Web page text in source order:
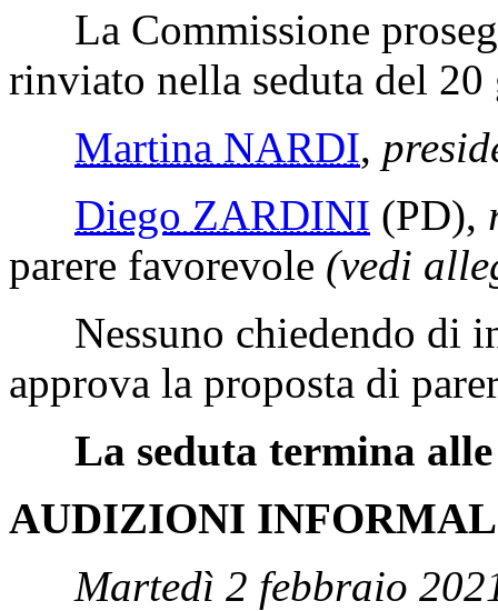
La Commissione
rinviato nella seduta del 20
Martina NARDI,
Diego ZARDINI (PD),
parere favorevole (vedi
Nessuno chiedendo di
approva la proposta di
La seduta termina
AUDIZIONI
Martedì 2 febbraio